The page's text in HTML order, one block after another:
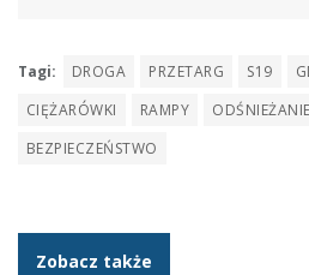
Tagi: DROGA PRZETARG S19
CIĘŻARÓWKI
RAMPY ODŚNIEŻANIE
BEZPIECZEŃSTWO
Zobacz także